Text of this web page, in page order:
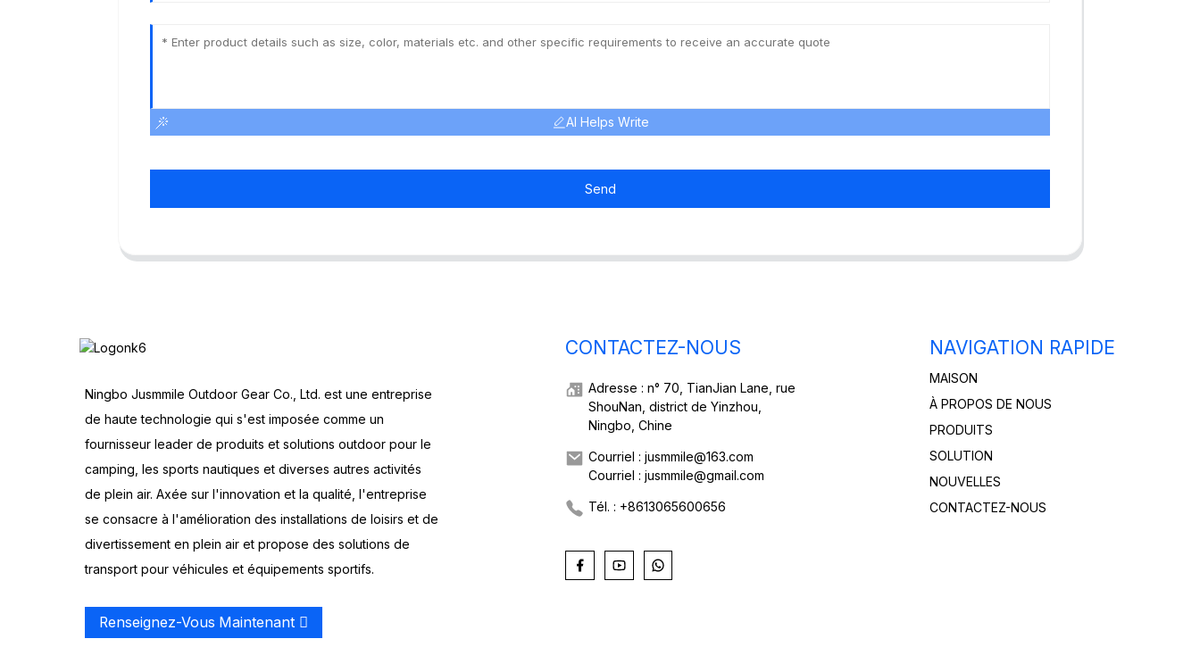
AI Helps Write
Send
Ningbo Jusmmile Outdoor Gear Co., Ltd. est une entreprise
de haute technologie qui s'est imposée comme un
fournisseur leader de produits et solutions outdoor pour le
camping, les sports nautiques et diverses autres activités
de plein air. Axée sur l'innovation et la qualité, l'entreprise
se consacre à l'amélioration des installations de loisirs et de
divertissement en plein air et propose des solutions de
transport pour véhicules et équipements sportifs.
Renseignez-Vous Maintenant
CONTACTEZ-NOUS
Adresse : n° 70, TianJian Lane, rue
ShouNan, district de Yinzhou,
Ningbo, Chine
Courriel : jusmmile@163.com
Courriel : jusmmile@gmail.com
Tél. : +8613065600656
NAVIGATION RAPIDE
MAISON
À PROPOS DE NOUS
PRODUITS
SOLUTION
NOUVELLES
CONTACTEZ-NOUS